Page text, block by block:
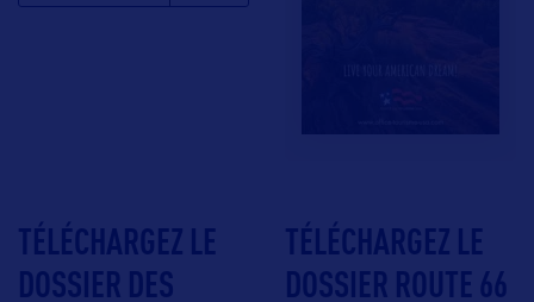
TÉLÉCHARGEZ LE
DOSSIER DES
TÉLÉCHARGEZ LE
DOSSIER ROUTE 66